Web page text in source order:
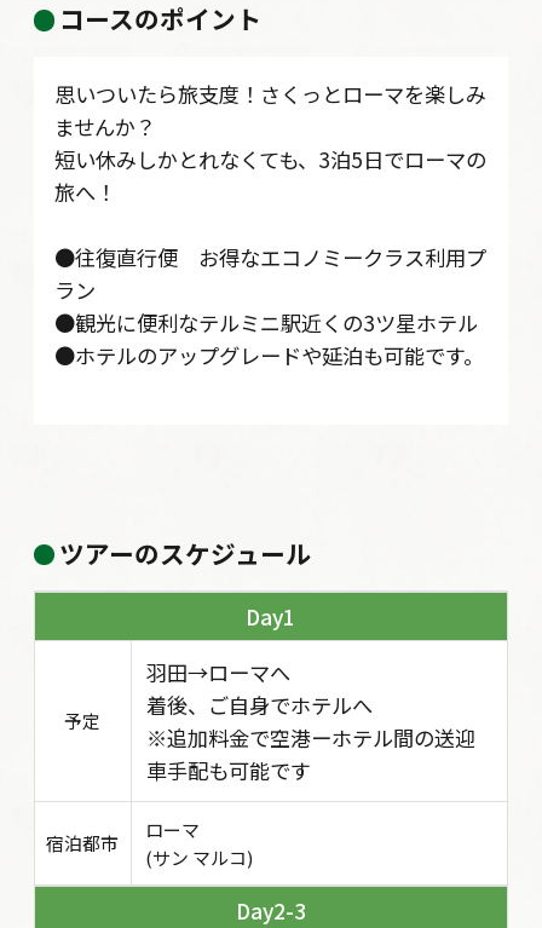
コースのポイント
思いついたら旅支度！さくっとローマを楽しみ
ませんか？
短い休みしかとれなくても、3泊5日でローマの
旅へ！
●往復直行便 お得なエコノミークラス利用プ
ラン
●観光に便利なテルミニ駅近くの3ツ星ホテル
●ホテルのアップグレードや延泊も可能です。
ツアーのスケジュール
1
予定
羽田→ローマへ
着後、ご自身でホテルへ
※追加料金で空港ーホテル間の送迎
車手配も可能です
宿泊都市
ローマ
(サン マルコ)
2-3